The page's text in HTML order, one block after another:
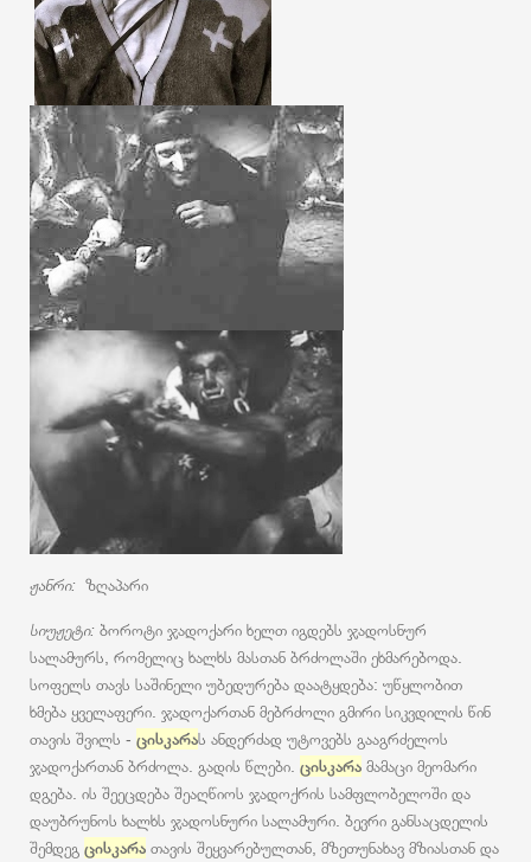
ჟანრი: ზღაპარი
სიუჟეტი: ბოროტი ჯადოქარი ხელთ იგდებს ჯადოსნურ
სალამურს, რომელიც ხალხს მასთან ბრძოლაში ეხმარებოდა.
სოფელს თავს საშინელი უბედურება დაატყდება: უწყლობით
ხმება ყველაფერი. ჯადოქართან მებრძოლი გმირი სიკვდილის წინ
თავის შვილს - ცისკარას ანდერძად უტოვებს გააგრძელოს
ჯადოქართან ბრძოლა. გადის წლები. ცისკარა მამაცი მეომარი
დგება. ის შეეცდება შეაღწიოს ჯადოქრის სამფლობელოში და
დაუბრუნოს ხალხს ჯადოსნური სალამური. ბევრი განსაცდელის
შემდეგ ცისკარა თავის შეყვარებულთან, მზეთუნახავ მზიასთან და